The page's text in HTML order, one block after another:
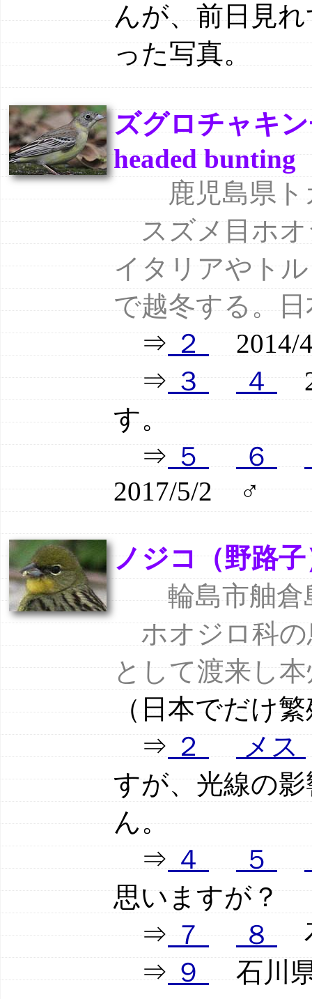
んが、前日見
った写真。
ズグロチャキ
headed bunting
鹿児島県
スズメ目ホオ
イタリアやト
で越冬する。
⇒２2014/
⇒３ ４
す。
⇒ ５ ６
2017/5/2 ♂
ノジコ（野路
輪島市舳
ホオジロ科
として渡来し
（日本でだけ
⇒ ２ メス
すが、光線の
ん。
⇒ ４ ５
思いますが？
⇒７ ８
⇒９石川県